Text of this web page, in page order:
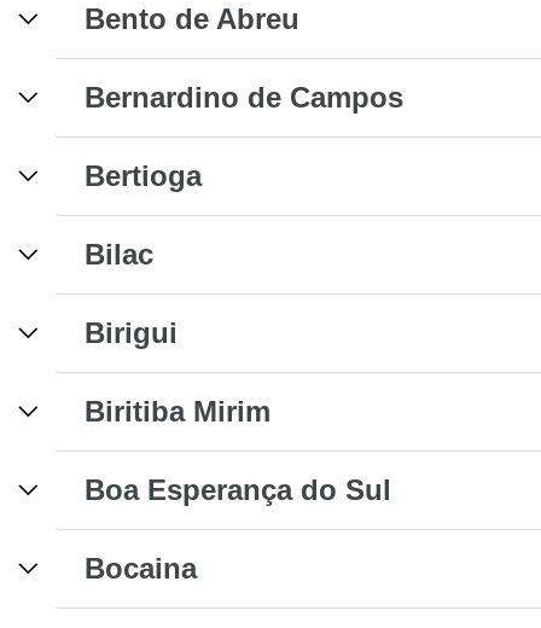
Bento de Abreu
Bernardino de Campos
Bertioga
Bilac
Birigui
Biritiba Mirim
Boa Esperança do Sul
Bocaina